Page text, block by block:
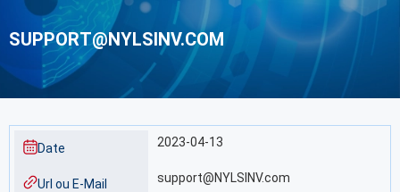
SUPPORT@NYLSINV.COM
Date 2023-04-13
Url ou E-Mail support@NYLSINV.com